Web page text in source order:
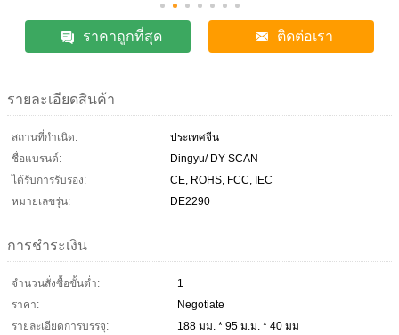
ราคาถูกที่สุด ติดต่อเรา
รายละเอียดสินค้า
สถานที่กำเนิด:
ประเทศจีน
ชื่อแบรนด์:
Dingyu/ DY SCAN
ได้รับการรับรอง:
CE, ROHS, FCC, IEC
หมายเลขรุ่น:
DE2290
การชำระเงิน
จำนวนสั่งซื้อขั้นต่ำ:
1
ราคา:
Negotiate
รายละเอียดการบรรจุ:
188 มม. * 95 ม.ม. * 40 มม